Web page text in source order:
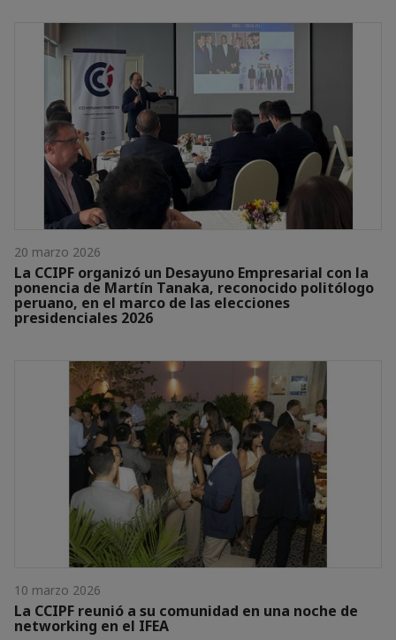
20 marzo 2026
La CCIPF organizó un Desayuno Empresarial con la
ponencia de Martín Tanaka, reconocido politólogo
peruano, en el marco de las elecciones
presidenciales 2026
10 marzo 2026
La CCIPF reunió a su comunidad en una noche de
networking en el IFEA